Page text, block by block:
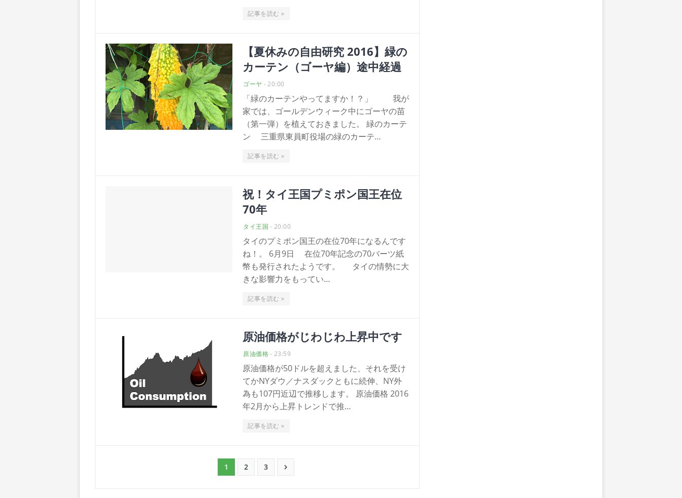
記事を読む »
【夏休みの自由研究 2016】緑の
カーテン（ゴーヤ編）途中経過
ゴーヤ -20:00
「緑のカーテンやってますか！？」 我が
家では、ゴールデンウィーク中にゴーヤの苗
（第一弾）を植えておきました。 緑のカーテ
ン 三重県東員町役場の緑のカーテ…
記事を読む »
祝！タイ王国プミポン国王在位
70年
タイ王国 - 20:00
タイのプミポン国王の在位70年になるんです
ね！。 6月9日 在位70年記念の70バーツ紙
幣も発行されたようです。 タイの情勢に大
きな影響力をもってい…
記事を読む »
原油価格がじわじわ上昇中です
原油価格- 23:59
原油価格が50ドルを超えました、それを受け
てかNYダウ／ナスダックともに続伸、NY外
為も107円近辺で推移します。 原油価格 2016
年2月から上昇トレンドで推…
記事を読む »
1 2 3